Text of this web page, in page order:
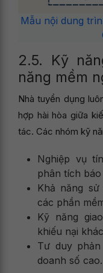
Mẫu nội dung
2.5. Kỹ
năng mềm
Nhà tuyển dụng
hợp hài hòa giữa
tác. Các nhóm kỹ
Nghiệp vụ
phân tích
Khả năng
các phần
Kỹ năng
khiếu nại
Tư duy
doanh số cao.